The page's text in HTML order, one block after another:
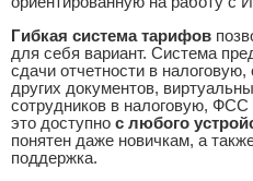
Гибкая система тарифов
для себя вариант. Система
сдачи отчетности в налоговую,
других документов,
сотрудников в налоговую,
это доступно с любого
понятен даже новичкам, а
поддержка.